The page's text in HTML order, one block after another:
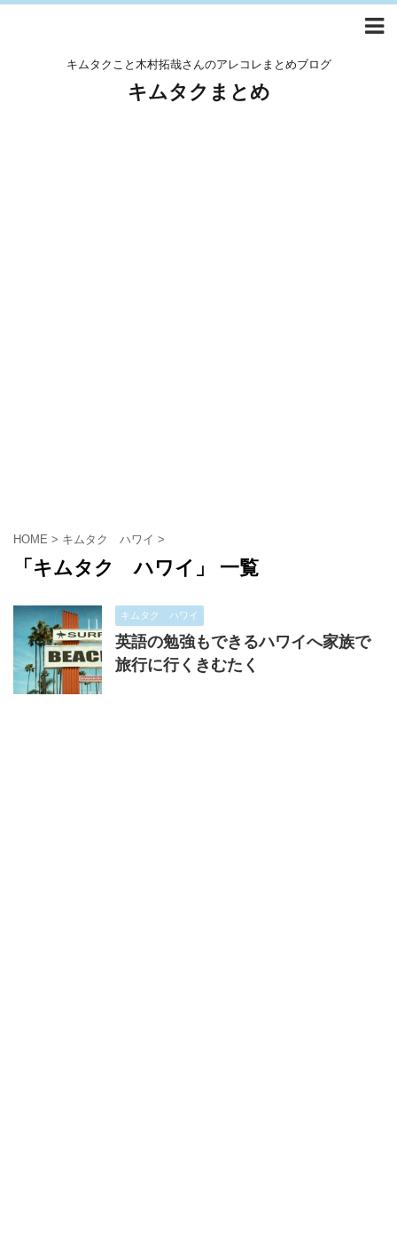
キムタクこと木村拓哉さんのアレコレまとめブログ
キムタクまとめ
HOME > キムタク ハワイ >
「キムタク ハワイ」 一覧
キムタク ハワイ
英語の勉強もできるハワイへ家族で
旅行に行くきむたく